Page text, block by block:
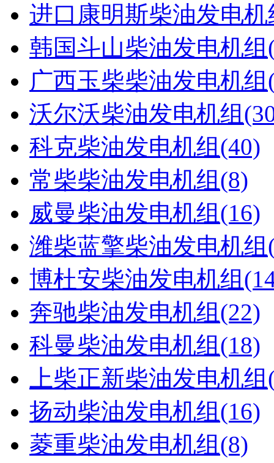
进口康明斯柴油发电机
韩国斗山柴油发电机组
广西玉柴柴油发电机组
沃尔沃柴油发电机组
科克柴油发电机组(40)
常柴柴油发电机组(8)
威曼柴油发电机组(16)
潍柴蓝擎柴油发电机组
博杜安柴油发电机组
奔驰柴油发电机组(22)
科曼柴油发电机组(18)
上柴正新柴油发电机组
扬动柴油发电机组(16)
菱重柴油发电机组(8)